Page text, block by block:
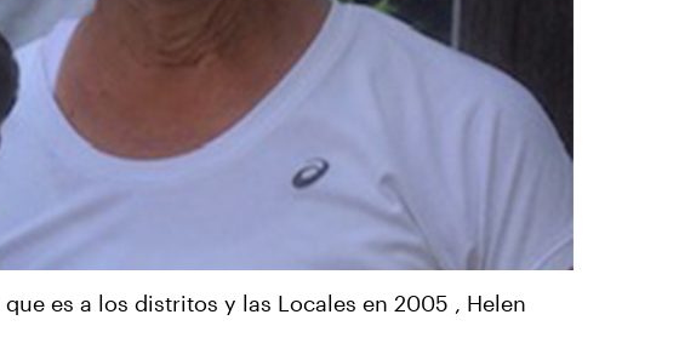
es a los distritos y las Locales en 2005 , Helen